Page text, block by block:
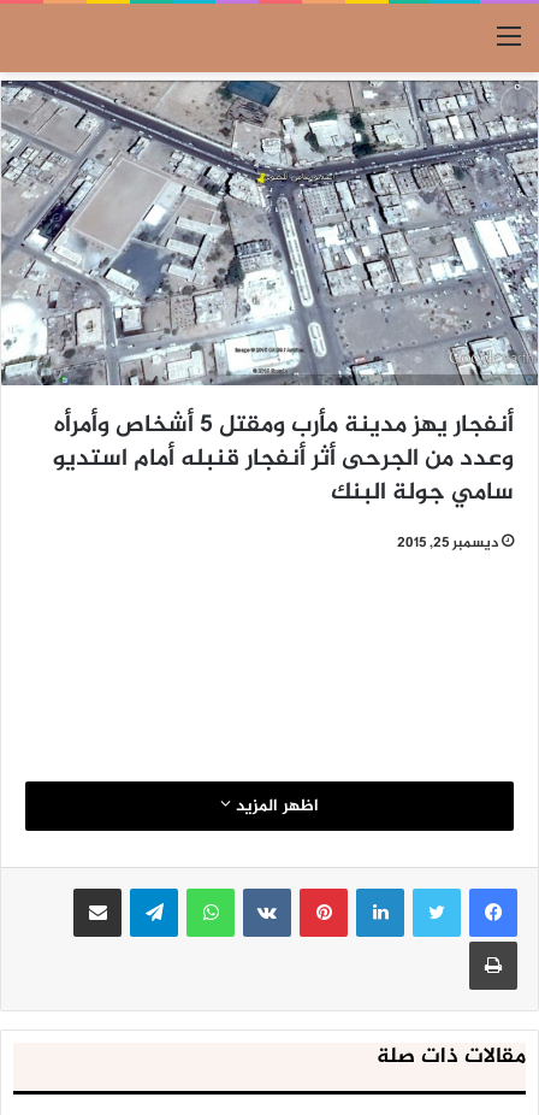
القائمة
أنفجار يهز مدينة مأرب ومقتل 5 أشخاص وأمرأه
وعدد من الجرحى أثر أنفجار قنبله أمام استديو
سامي جولة البنك
ديسمبر 25, 2015
اظهر المزيد
لينكدإنبينتيريست واتساب تيلقرام مشاركة عبر البريد
طباعة
مقالات ذات صلة